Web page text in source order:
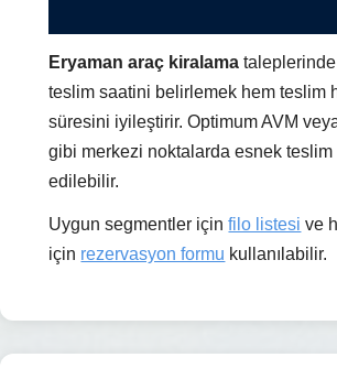
Eryaman araç kiralama
teslim saatini belirlemek hem teslim
süresini iyileştirir. Optimum AVM
gibi merkezi noktalarda esnek
edilebilir.
Uygun segmentler içinfilo listesi ve
için rezervasyon formu kullanılabilir.